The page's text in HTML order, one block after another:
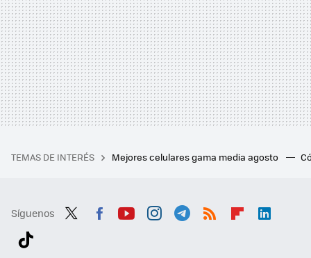
TEMAS DE INTERÉS Mejores celulares gama media agosto
Síguenos